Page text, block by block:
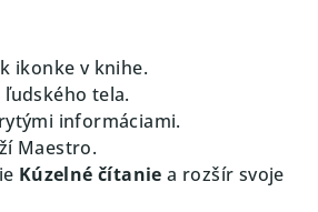
ikonke v knihe.
tela.
informáciami.
Maestro.
Kúzelné čítanie a rozšír svoje